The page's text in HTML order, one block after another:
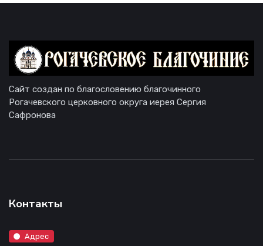
Сайт создан по благословению благочинного
Рогачевского церковного округа иерея Сергия
Сафронова
Контакты
Адрес